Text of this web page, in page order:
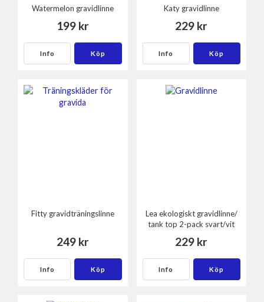
Watermelon gravidlinne
199 kr
Info Köp
Katy gravidlinne
229 kr
Info Köp
Fitty gravidträningslinne
249 kr
Info Köp
Lea ekologiskt gravidlinne/
tank top 2-pack svart/vit
229 kr
Info Köp